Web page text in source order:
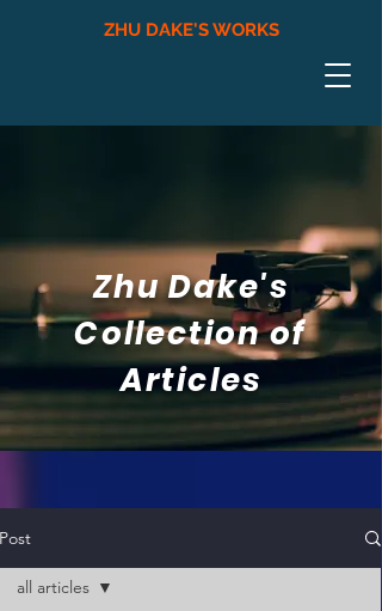
ZHU DAKE'S WORKS
Zhu Dake's
Collection of
Articles
Post
all articles